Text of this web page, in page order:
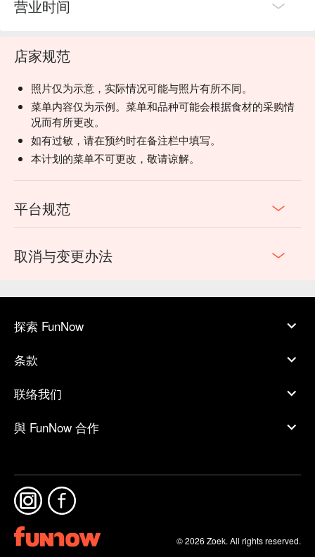
营业时间
店家规范
照片仅为示意，实际情况可能与照片有所不同。
菜单内容仅为示例。菜单和品种可能会根据食材的采购情
况而有所更改。
如有过敏，请在预约时在备注栏中填写。
本计划的菜单不可更改，敬请谅解。
平台规范
取消与变更办法
探索 FunNow
条款
联络我们
與 FunNow 合作
© 2026 Zoek. All rights reserved.